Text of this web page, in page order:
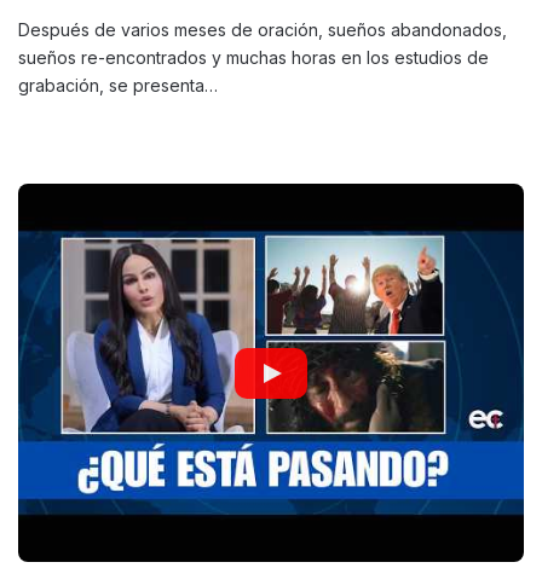
Después de varios meses de oración, sueños abandonados,
sueños re-encontrados y muchas horas en los estudios de
grabación, se presenta…